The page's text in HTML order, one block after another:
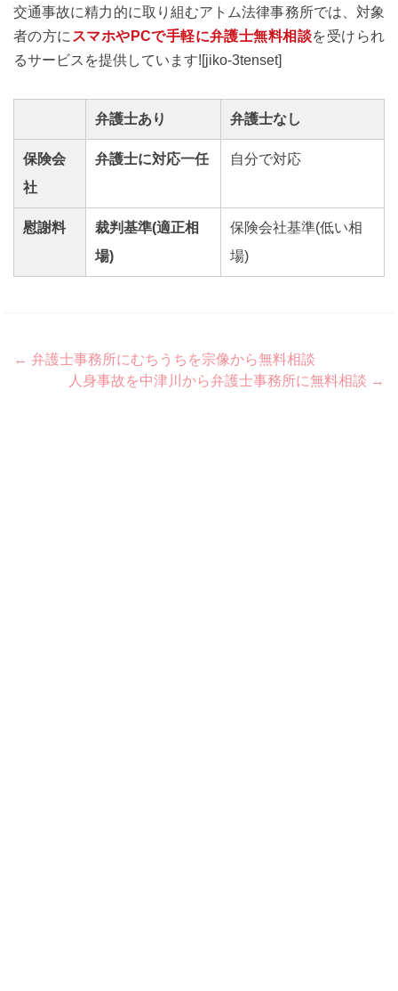
交通事故に精力的に取り組むアトム法律事務所では、対象
者の方に スマホやPCで手軽に弁護士無料相談を受けられ
るサービスを提供しています![jiko-3tenset]
弁護士あり 弁護士なし
保険会
社
弁護士に対応一任 自分で対応
慰謝料
裁判基準(適正相
場)
保険会社基準(低い相
場)
Post
navigation
← 弁護士事務所にむちうちを宗像から無料相談
人身事故を中津川から弁護士事務所に無料相談 →